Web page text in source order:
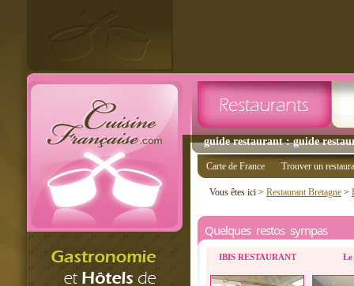
guide restaurant : guide
Carte de France Trouver un
Vous êtes ici > Restaurant Bretagne >
Quelques restos sympas
IBIS RESTAURANT